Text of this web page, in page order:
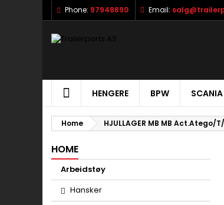
Phone: 97948890 Email:
HENGERE BPW SCANIA
Home HJULLAGER MB MB Act.Atego/
HOME
Arbeidstøy
Hansker